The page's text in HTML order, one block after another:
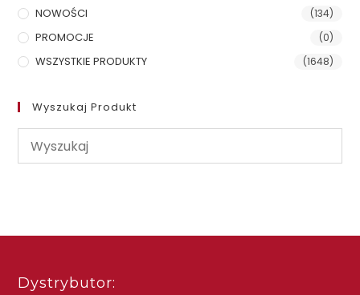
NOWOŚCI (134)
PROMOCJE (0)
WSZYSTKIE PRODUKTY (1648)
Wyszukaj Produkt
Dystrybutor: